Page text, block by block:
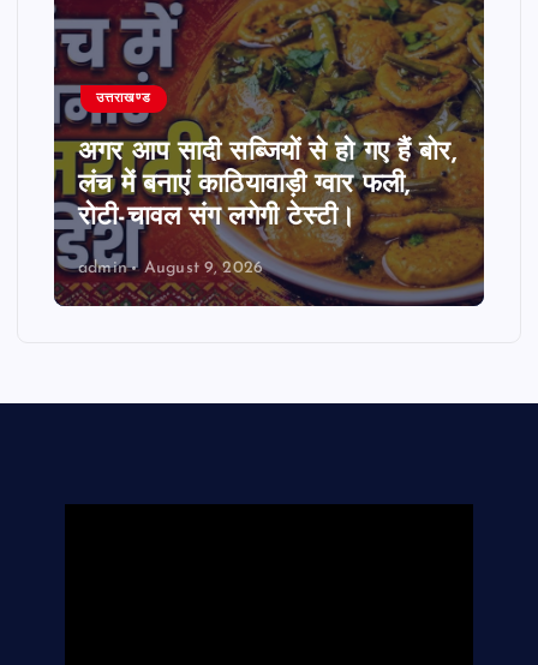
उत्तराखण्ड
अगर आप सादी सब्जियों से हो गए हैं बोर,
लंच में बनाएं काठियावाड़ी ग्वार फली,
रोटी-चावल संग लगेगी टेस्टी।
admin August 9, 2026